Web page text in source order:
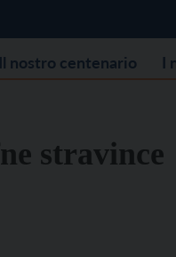
Il nostro centenario I
stravince